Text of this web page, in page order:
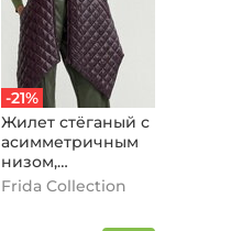
-21%
Жилет стёганый с
асимметричным
низом,
шоколадный
Frida Collection